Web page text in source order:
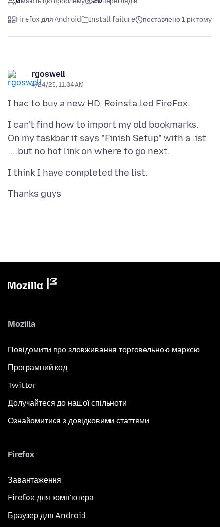
Firefox для Android Install failure поставлено 1 рік тому
rgoswell
4/24/25, 11:04 AM
I can't find how to import my old bookmarks.
On my taskbar it says "Finish Setup" with a list
Mozilla
Повідомити про зловживання торговельною маркою
Програмний код
Twitter
Долучайтеся до нашої спільноти
Ознайомитися з довідковими статтями
Firefox
Завантаження
Firefox для комп'ютера
Браузер для Android